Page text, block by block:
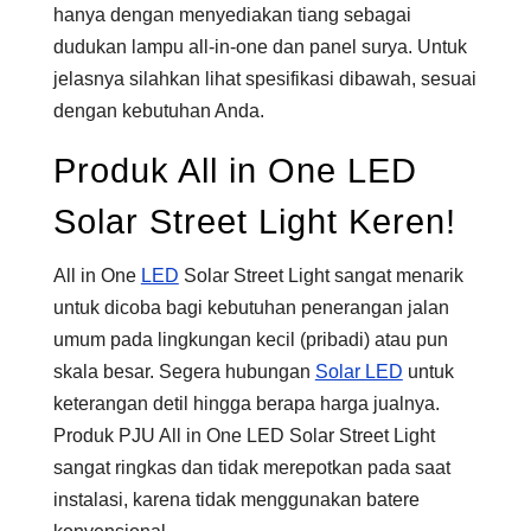
hanya dengan menyediakan tiang sebagai
dudukan lampu all-in-one dan panel surya. Untuk
jelasnya silahkan lihat spesifikasi dibawah, sesuai
dengan kebutuhan Anda.
Produk All in One LED
Solar Street Light Keren!
All in One LED Solar Street Light sangat menarik
untuk dicoba bagi kebutuhan penerangan jalan
umum pada lingkungan kecil (pribadi) atau pun
skala besar. Segera hubungan Solar LED untuk
keterangan detil hingga berapa harga jualnya.
Produk PJU All in One LED Solar Street Light
sangat ringkas dan tidak merepotkan pada saat
instalasi, karena tidak menggunakan batere